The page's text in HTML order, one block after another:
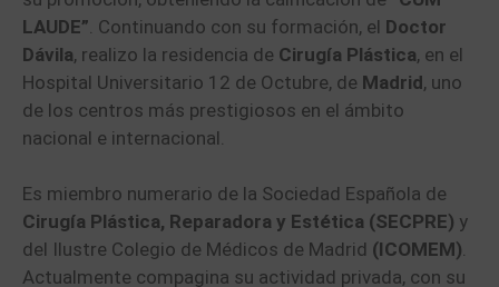
LAUDE” . Continuando con su formación, el Doctor
Dávila, realizo la residencia de Cirugía Plástica, en el
Hospital Universitario 12 de Octubre, de Madrid, uno
de los centros más prestigiosos en el ámbito
nacional e internacional.
Es miembro numerario de la Sociedad Española de
Cirugía Plástica, Reparadora y Estética (SECPRE) y
del Ilustre Colegio de Médicos de Madrid (ICOMEM).
Actualmente compagina su actividad privada, con su